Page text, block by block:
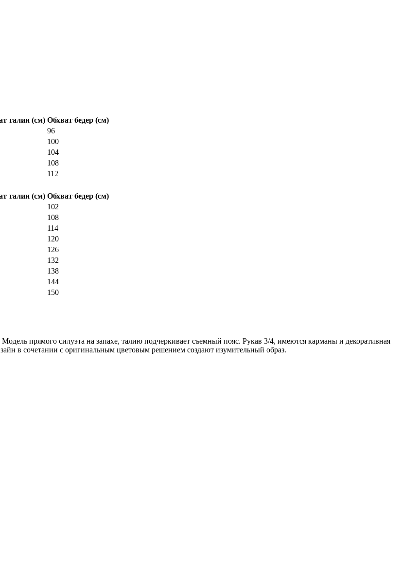
талии (см) Обхват бедер (см)
96
100
104
108
112
талии (см) Обхват бедер (см)
102
108
114
120
126
132
138
144
150
прямого силуэта на запахе, талию подчеркивает съемный пояс. Рукав 3/4, имеются карманы и декоративная
в сочетании с оригинальным цветовым решением создают изумительный образ.